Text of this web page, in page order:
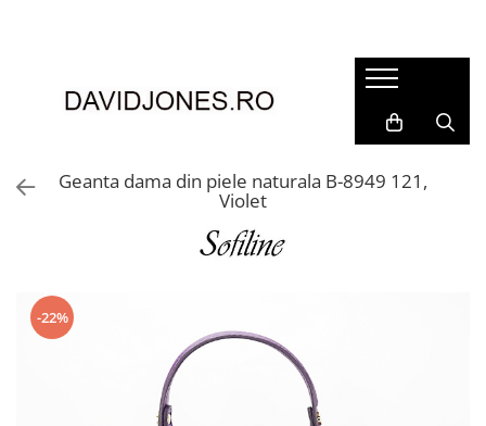
Accesorii
Genti din piele
Incaltaminte
Cizme si botine
Geanta dama din piele naturala B-8949 121,
Violet
-22%